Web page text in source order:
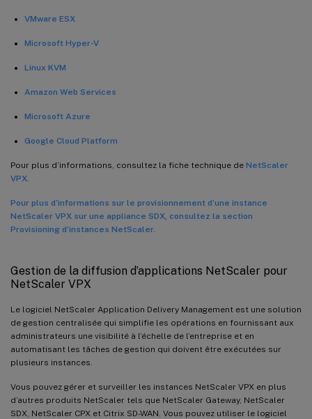
VMware ESX
Microsoft Hyper-V
Linux KVM
Amazon Web Services
Microsoft Azure
Google Cloud Platform
Pour plus d’informations, consultez la fiche technique de NetScaler
VPX
Pour plus d’informations sur le provisionnement d’une instance
NetScaler VPX sur une appliance SDX, consultez la section
Provisioning d’instances NetScaler.
Gestion de la diffusion d’applications NetScaler pour
NetScaler VPX
Le logiciel NetScaler Application Delivery Management est une solution
de gestion centralisée qui simplifie les opérations en fournissant aux
administrateurs une visibilité à l’échelle de l’entreprise et en
automatisant les tâches de gestion qui doivent être exécutées sur
plusieurs instances.
Vous pouvez gérer et surveiller les instances NetScaler VPX en plus
d’autres produits NetScaler tels que NetScaler Gateway, NetScaler
SDX, NetScaler CPX et Citrix SD-WAN. Vous pouvez utiliser le logiciel